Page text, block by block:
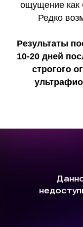
ощущение как
Редко
Результаты
10-20 дней
строгого